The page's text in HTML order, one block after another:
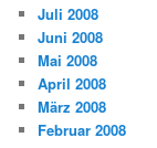
Juli 2008
Juni 2008
Mai 2008
April 2008
März 2008
Februar 2008